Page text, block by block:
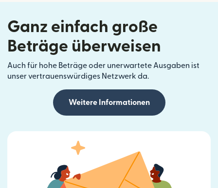
Ganz einfach große
Beträge überweisen
Auch für hohe Beträge oder unerwartete Ausgaben ist
unser vertrauenswürdiges Netzwerk da.
Weitere Informationen